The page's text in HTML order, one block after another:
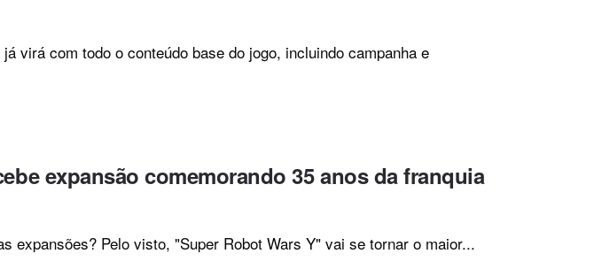
virá com todo o conteúdo base do jogo, incluindo campanha e
expansão comemorando 35 anos da franquia
expansões? Pelo visto, "Super Robot Wars Y" vai se tornar o maior...